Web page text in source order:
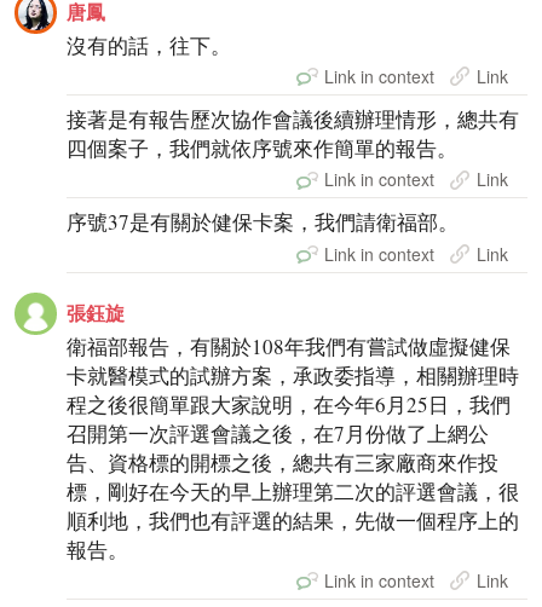
唐鳳
沒有的話，往下。
Link in context Link
接著是有報告歷次協作會議後續辦理情形，總共有
四個案子，我們就依序號來作簡單的報告。
Link in context Link
序號37是有關於健保卡案，我們請衛福部。
Link in context Link
張鈺旋
衛福部報告，有關於108年我們有嘗試做虛擬健保
卡就醫模式的試辦方案，承政委指導，相關辦理時
程之後很簡單跟大家說明，在今年6月25日，我們
召開第一次評選會議之後，在7月份做了上網公
告、資格標的開標之後，總共有三家廠商來作投
標，剛好在今天的早上辦理第二次的評選會議，很
順利地，我們也有評選的結果，先做一個程序上的
報告。
Link in context Link